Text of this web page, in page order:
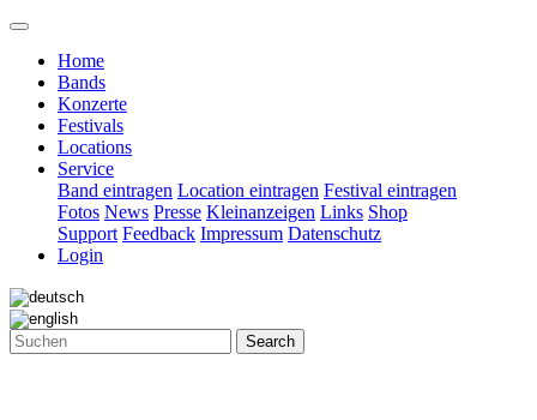
Home
Bands
Konzerte
Festivals
Locations
Service
Band eintragen Location eintragen Festival eintragen
Fotos News Presse Kleinanzeigen Links Shop
Support Feedback Impressum Datenschutz
Login
Search